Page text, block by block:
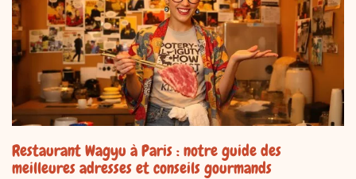
Restaurant Wagyu à Paris : notre guide des
meilleures adresses et conseils gourmands